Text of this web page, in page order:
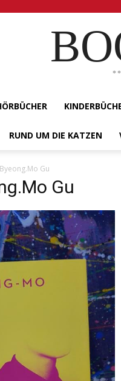
RUND UM DIE KATZEN
Byeong.Mo Gu
Gu